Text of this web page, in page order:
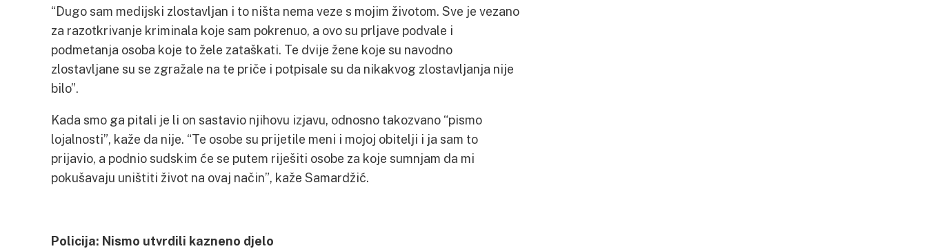
“Dugo sam medijski zlostavljan i to ništa nema veze s mojim životom. Sve je vezano
za razotkrivanje kriminala koje sam pokrenuo, a ovo su prljave podvale i
podmetanja osoba koje to žele zataškati. Te dvije žene koje su navodno
zlostavljane su se zgražale na te priče i potpisale su da nikakvog zlostavljanja nije
bilo”.
Kada smo ga pitali je li on sastavio njihovu izjavu, odnosno takozvano “pismo
lojalnosti”, kaže da nije. “Te osobe su prijetile meni i mojoj obitelji i ja sam to
prijavio, a podnio sudskim će se putem riješiti osobe za koje sumnjam da mi
pokušavaju uništiti život na ovaj način”, kaže Samardžić.
Policija: Nismo utvrdili kazneno djelo